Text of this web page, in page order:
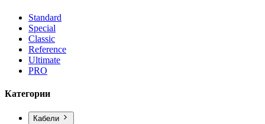
Standard
Special
Classic
Reference
Ultimate
PRO
Категории
Кабели